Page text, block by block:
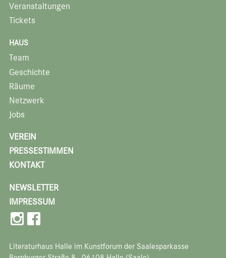
Veranstaltungen
Tickets
HAUS
Team
Geschichte
Räume
Netzwerk
Jobs
VEREIN
PRESSESTIMMEN
KONTAKT
NEWSLETTER
IMPRESSUM
Literaturhaus Halle im Kunstforum der Saalesparkasse